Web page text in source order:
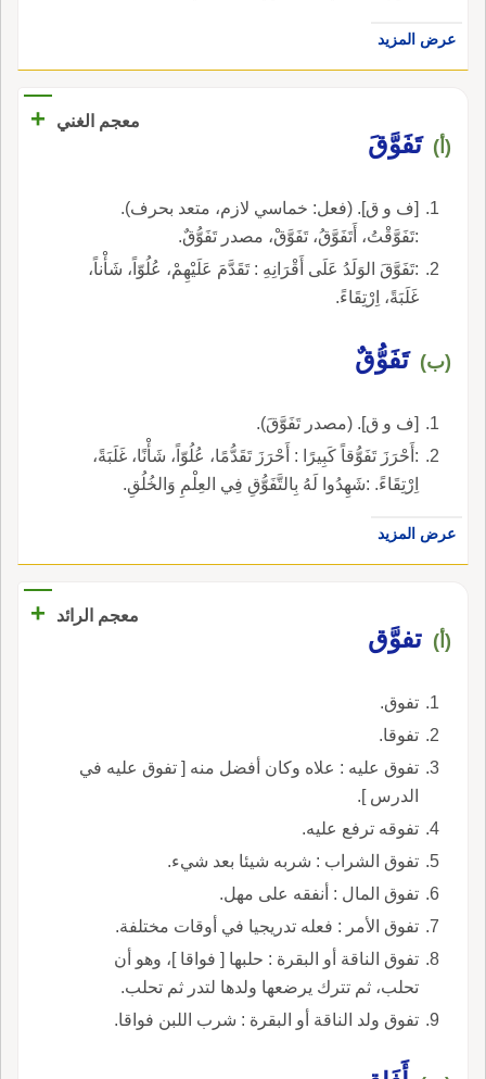
عرض المزيد
معجم الغني +
(أ) تَفَوَّقَ
[ف و ق]. (فعل: خماسي لازم، متعد بحرف).
:تَفَوَّقْتُ، أَتَفَوَّقُ، تَفَوَّقْ، مصدر تَفَوُّقٌ.
:تَفَوَّقَ الوَلَدُ عَلَى أَقْرَانِهِ : تَقَدَّمَ عَلَيْهِمْ، عُلُوّاً، شَأْناً،
غَلَبَةً، اِرْتِقَاءً.
(ب) تَفَوُّقٌ
[ف و ق]. (مصدر تَفَوَّقَ).
:أَحْرَزَ تَفَوُّقاً كَبِيرًا : أَحْرَزَ تَقَدُّمًا، عُلُوّاً، شَأْنًا، غَلَبَةً،
اِرْتِقَاءً. :شَهِدُوا لَهُ بِالتَّفَوُّقِ فِي العِلْمِ وَالخُلُقِ.
عرض المزيد
معجم الرائد +
(أ) تفوَّق
تفوق.
تفوقا.
تفوق عليه : علاه وكان أفضل منه [ تفوق عليه في
الدرس ].
تفوقه ترفع عليه.
تفوق الشراب : شربه شيئا بعد شيء.
تفوق المال : أنفقه على مهل.
تفوق الأمر : فعله تدريجيا في أوقات مختلفة.
تفوق الناقة أو البقرة : حلبها [ فواقا ]، وهو أن
تحلب، ثم تترك يرضعها ولدها لتدر ثم تحلب.
تفوق ولد الناقة أو البقرة : شرب اللبن فواقا.